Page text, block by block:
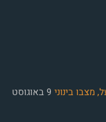
מצבו בינוני
9 באוגוסט